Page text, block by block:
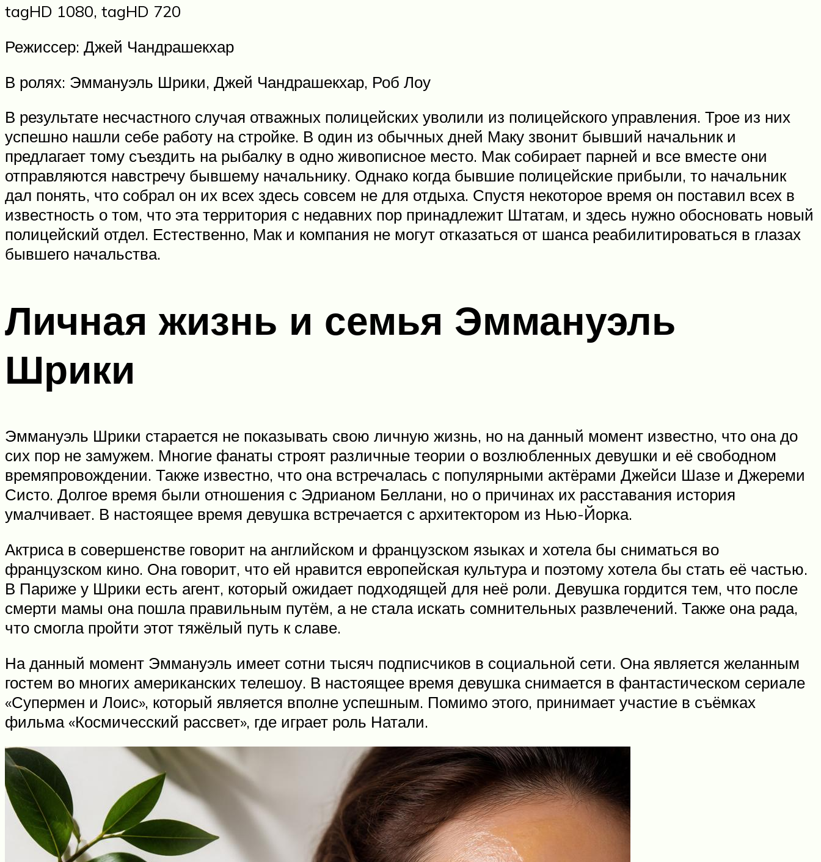
tagHD 1080, tagHD 720
Режиссер: Джей Чандрашекхар
В ролях: Эммануэль Шрики, Джей Чандрашекхар, Роб Лоу
В результате несчастного случая отважных полицейских уволили из полицейского управления. Трое из них
успешно нашли себе работу на стройке. В один из обычных дней Маку звонит бывший начальник и
предлагает тому съездить на рыбалку в одно живописное место. Мак собирает парней и все вместе они
отправляются навстречу бывшему начальнику. Однако когда бывшие полицейские прибыли, то начальник
дал понять, что собрал он их всех здесь совсем не для отдыха. Спустя некоторое время он поставил всех в
известность о том, что эта территория с недавних пор принадлежит Штатам, и здесь нужно обосновать новый
полицейский отдел. Естественно, Мак и компания не могут отказаться от шанса реабилитироваться в глазах
бывшего начальства.
Личная жизнь и семья Эммануэль
Шрики
Эммануэль Шрики старается не показывать свою личную жизнь, но на данный момент известно, что она до
сих пор не замужем. Многие фанаты строят различные теории о возлюбленных девушки и её свободном
времяпровождении. Также известно, что она встречалась с популярными актёрами Джейси Шазе и Джереми
Систо. Долгое время были отношения с Эдрианом Беллани, но о причинах их расставания история
умалчивает. В настоящее время девушка встречается с архитектором из Нью-Йорка.
Актриса в совершенстве говорит на английском и французском языках и хотела бы сниматься во
французском кино. Она говорит, что ей нравится европейская культура и поэтому хотела бы стать её частью.
В Париже у Шрики есть агент, который ожидает подходящей для неё роли. Девушка гордится тем, что после
смерти мамы она пошла правильным путём, а не стала искать сомнительных развлечений. Также она рада,
что смогла пройти этот тяжёлый путь к славе.
На данный момент Эммануэль имеет сотни тысяч подписчиков в социальной сети. Она является желанным
гостем во многих американских телешоу. В настоящее время девушка снимается в фантастическом сериале
«Супермен и Лоис», который является вполне успешным. Помимо этого, принимает участие в съёмках
фильма «Космичесский рассвет», где играет роль Натали.